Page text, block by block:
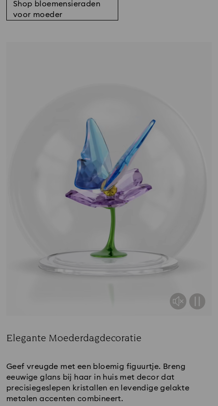
Shop bloemensieraden
voor moeder
Elegante Moederdagdecoratie
Geef vreugde met een bloemig figuurtje. Breng
eeuwige glans bij haar in huis met decor dat
precisiegeslepen kristallen en levendige gelakte
metalen accenten combineert.